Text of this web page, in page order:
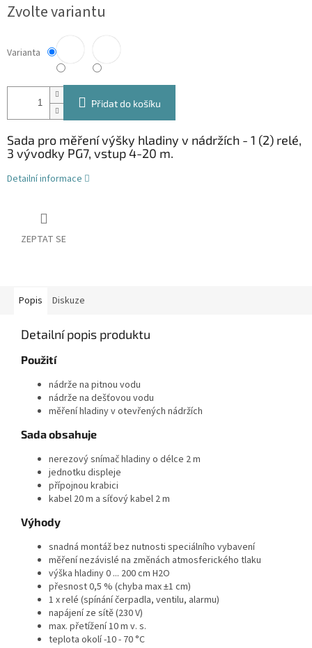
cena:
Zvolte variantu
Varianta
Přidat do košíku
Sada pro měření výšky hladiny v nádržích - 1 (2) relé,
3 vývodky PG7, vstup 4-20 m.
Detailní informace
ZEPTAT SE
Popis Diskuze
Detailní popis produktu
Použití
nádrže na pitnou vodu
nádrže na dešťovou vodu
měření hladiny v otevřených nádržích
Sada obsahuje
nerezový snímač hladiny o délce 2 m
jednotku displeje
přípojnou krabici
kabel 20 m a síťový kabel 2 m
Výhody
snadná montáž bez nutnosti speciálního vybavení
měření nezávislé na změnách atmosferického tlaku
výška hladiny 0 ... 200 cm H2O
přesnost 0,5 % (chyba max ±1 cm)
1 x relé (spínání čerpadla, ventilu, alarmu)
napájení ze sítě (230 V)
max. přetížení 10 m v. s.
teplota okolí -10 - 70 °C